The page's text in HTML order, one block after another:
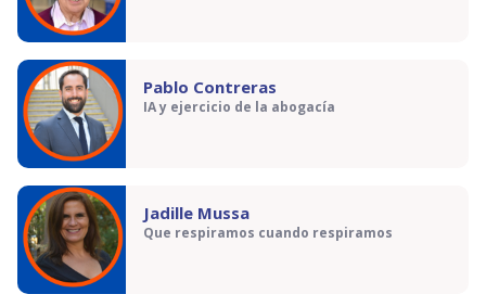
Pablo Contreras
IA y ejercicio de la abogacía
Jadille Mussa
Que respiramos cuando respiramos